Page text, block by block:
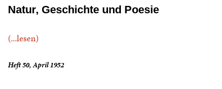
Natur, Geschichte und Poesie
(...lesen)
Heft 50, April 1952